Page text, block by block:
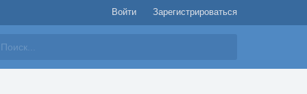
Войти Зарегистрироваться